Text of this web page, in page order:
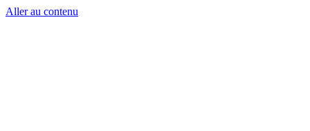
Aller au contenu